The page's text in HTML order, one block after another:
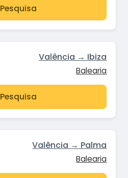
Pesquisa
Valência → Ibiza
Balearia
Pesquisa
Valência → Palma
Balearia